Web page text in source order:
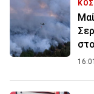
16:01